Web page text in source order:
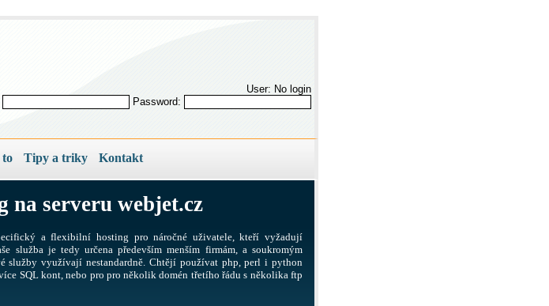
User: No login
Password:
to Tipy a triky Kontakt
na serveru webjet.cz
a flexibilní hosting pro náročné uživatele, kteří vyžadují
služba je tedy určena především menším firmám, a soukromým
služby využívají nestandardně. Chtějí používat php, perl i python
SQL kont, nebo pro pro několik domén třetího řádu s několika ftp